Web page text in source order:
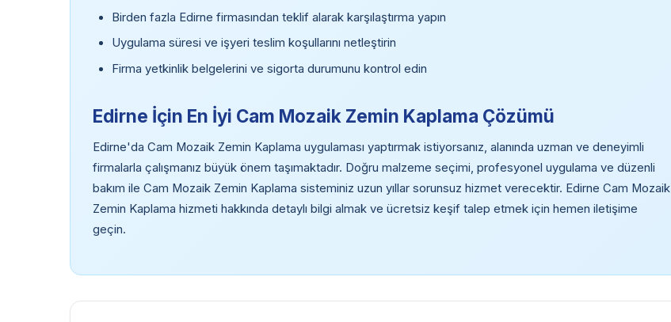
Birden fazla Edirne firmasından teklif alarak karşılaştırma yapın
Uygulama süresi ve işyeri teslim koşullarını netleştirin
Firma yetkinlik belgelerini ve sigorta durumunu kontrol edin
Edirne İçin En İyi Cam Mozaik Zemin Kaplama Çözümü
Edirne'da Cam Mozaik Zemin Kaplama uygulaması yaptırmak istiyorsanız, alanında uzman ve deneyimli
firmalarla çalışmanız büyük önem taşımaktadır. Doğru malzeme seçimi, profesyonel uygulama ve düzenli
bakım ile Cam Mozaik Zemin Kaplama sisteminiz uzun yıllar sorunsuz hizmet verecektir. Edirne Cam Mozaik
Zemin Kaplama hizmeti hakkında detaylı bilgi almak ve ücretsiz keşif talep etmek için hemen iletişime
geçin.